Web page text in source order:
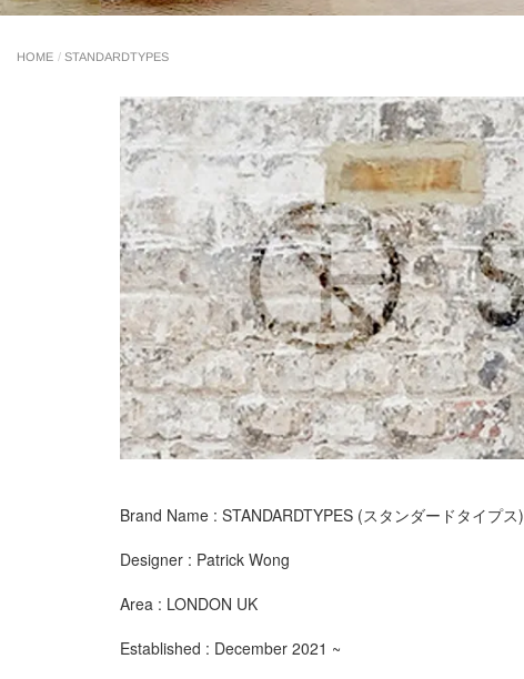
HOME STANDARDTYPES
Brand Name : STANDARDTYPES (スタンダードタイプス)
Designer : Patrick Wong
Area : LONDON UK
Established : December 2021 ~